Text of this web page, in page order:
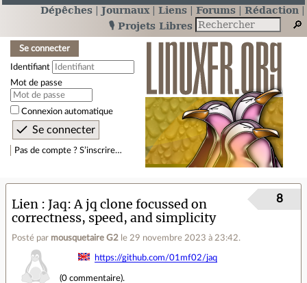
Dépêches Journaux Liens Forums
Rédaction
🎙️ Projets Libres
Se connecter
Identifiant
Mot de passe
Connexion automatique
Pas de compte ? S’inscrire…
Lien
Jaq: A jq clone focussed on
correctness, speed, and simplicity
Posté par mousquetaire G2 le 29 novembre 2023 à 23:42.
8
https://github.com/01mf02/jaq
(0 commentaire).